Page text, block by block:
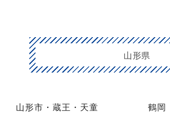
山形県
山形市・蔵王・天童 鶴岡